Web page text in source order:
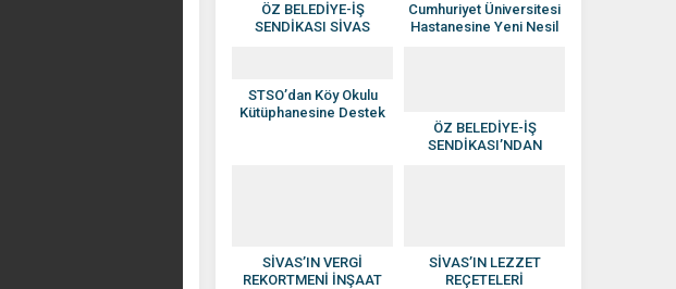
ÖZ BELEDİYE-İŞ
SENDİKASI SİVAS
Cumhuriyet Üniversitesi
Hastanesine Yeni Nesil
STSO’dan Köy Okulu
Kütüphanesine Destek
ÖZ BELEDİYE-İŞ
SENDİKASI’NDAN
SİVAS’IN VERGİ
REKORTMENİ İNŞAAT
SİVAS’IN LEZZET
REÇETELERİ